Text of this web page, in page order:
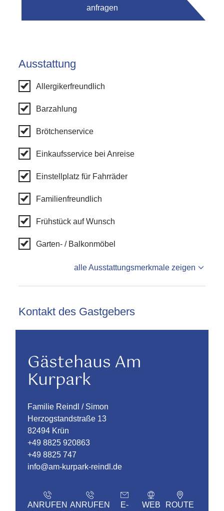
anfragen
Ausstattung
Allergikerfreundlich
Barzahlung
Brötchenservice
Einkaufsservice bei Anreise
Einstellplatz für Fahrräder
Familienfreundlich
Frühstück auf Wunsch
Garten- / Balkonmöbel
alle Ausstattungsmerkmale zeigen
Kontakt des Gastgebers
Gästehaus Am
Kurpark
Familie Reindl / Simon
Herzogstandstraße 13
82494 Krün
+49 8825 920863
+49 8825 747
info@am-kurpark-reindl.de
ANRUFEN ANRUFEN E- WEB ROUTE